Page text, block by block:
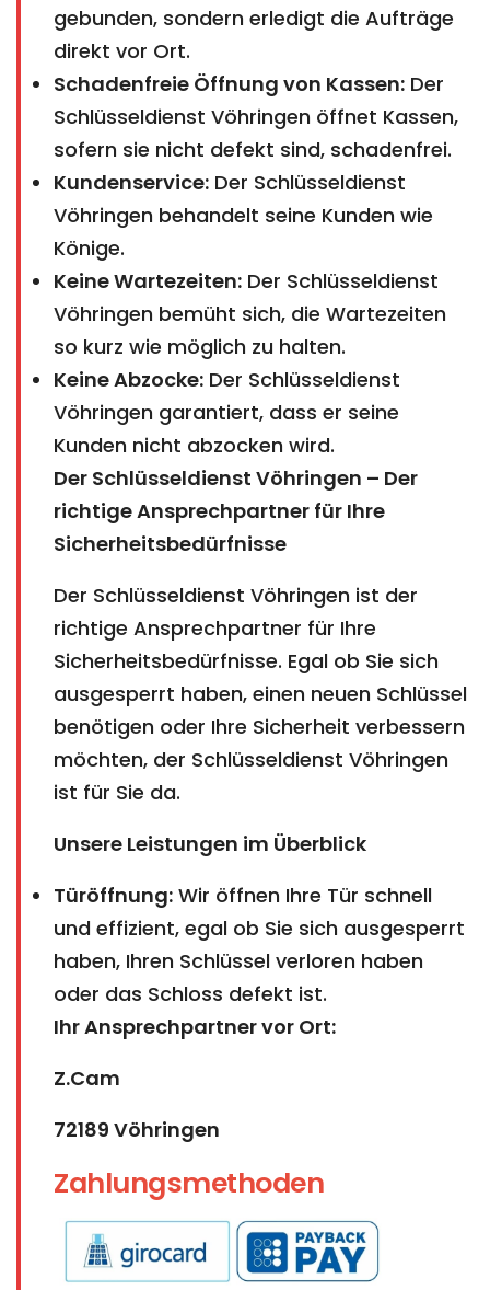
gebunden, sondern erledigt die Aufträge
direkt vor Ort.
Schadenfreie Öffnung von Kassen: Der
Schlüsseldienst Vöhringen öffnet Kassen,
sofern sie nicht defekt sind, schadenfrei.
Kundenservice: Der Schlüsseldienst
Vöhringen behandelt seine Kunden wie
Könige.
Keine Wartezeiten: Der Schlüsseldienst
Vöhringen bemüht sich, die Wartezeiten
so kurz wie möglich zu halten.
Keine Abzocke: Der Schlüsseldienst
Vöhringen garantiert, dass er seine
Kunden nicht abzocken wird.
Der Schlüsseldienst Vöhringen – Der
richtige Ansprechpartner für Ihre
Sicherheitsbedürfnisse
Der Schlüsseldienst Vöhringen ist der
richtige Ansprechpartner für Ihre
Sicherheitsbedürfnisse. Egal ob Sie sich
ausgesperrt haben, einen neuen Schlüssel
benötigen oder Ihre Sicherheit verbessern
möchten, der Schlüsseldienst Vöhringen
ist für Sie da.
Unsere Leistungen im Überblick
Türöffnung: Wir öffnen Ihre Tür schnell
und effizient, egal ob Sie sich ausgesperrt
haben, Ihren Schlüssel verloren haben
oder das Schloss defekt ist.
Ihr Ansprechpartner vor Ort:
Z.Cam
72189 Vöhringen
Zahlungsmethoden